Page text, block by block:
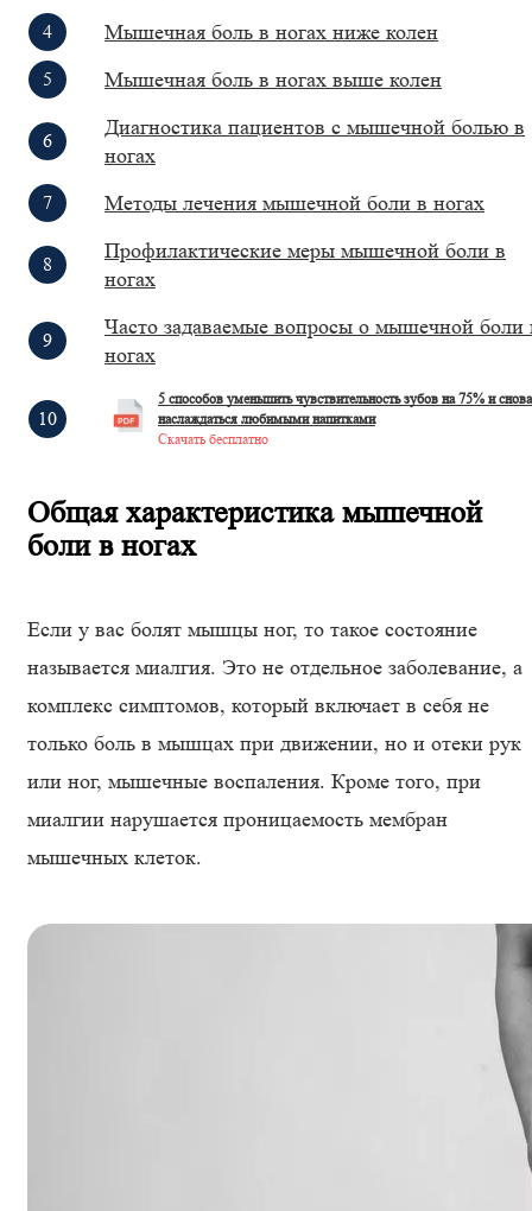
Мышечная боль в ногах ниже колен
Мышечная боль в ногах выше колен
Диагностика пациентов с мышечной болью в
ногах
Методы лечения мышечной боли в ногах
Профилактические меры мышечной боли в
ногах
Часто задаваемые вопросы о мышечной боли
ногах
5 способов уменьшить чувствительность зубов на 75% и снова
наслаждаться любимыми напитками
Скачать бесплатно
Общая характеристика мышечной
боли в ногах
Если у вас болят мышцы ног, то такое состояние
называется миалгия. Это не отдельное заболевание, а
комплекс симптомов, который включает в себя не
только боль в мышцах при движении, но и отеки рук
или ног, мышечные воспаления. Кроме того, при
миалгии нарушается проницаемость мембран
мышечных клеток.